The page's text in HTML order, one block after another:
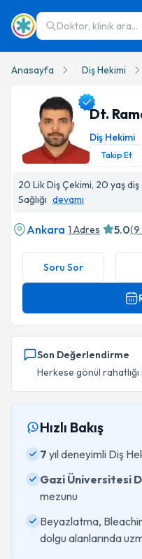
Doktor, klinik ara...
Anasayfa Diş Hekimi
Dt.
Diş Hekimi
Takip Et
20 Lik Diş Çekimi, 20 yaş diş
Sağlığı devamı
Ankara 1 Adres 5.0(9
Soru Sor
Son Değerlendirme
Herkese gönül
Hızlı Bakış
7 yıl deneyimli Diş
Gazi Üniversitesi
mezunu
Beyazlatma,
dolgu alanlarında